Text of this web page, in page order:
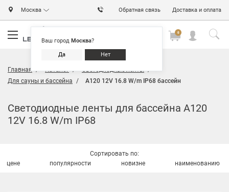
Москва
Ваш город Москва?
Да Нет
Обратная связь Доставка и оплата
0
Главная Каталог
Светодиодные ленты
Для сауны и бассейна
A120 12V 16.8 W/m IP68 бассейн
Светодиодные ленты для бассейна A120
12V 16.8 W/m IP68
Сортировать по:
цене
популярности новизне наименованию